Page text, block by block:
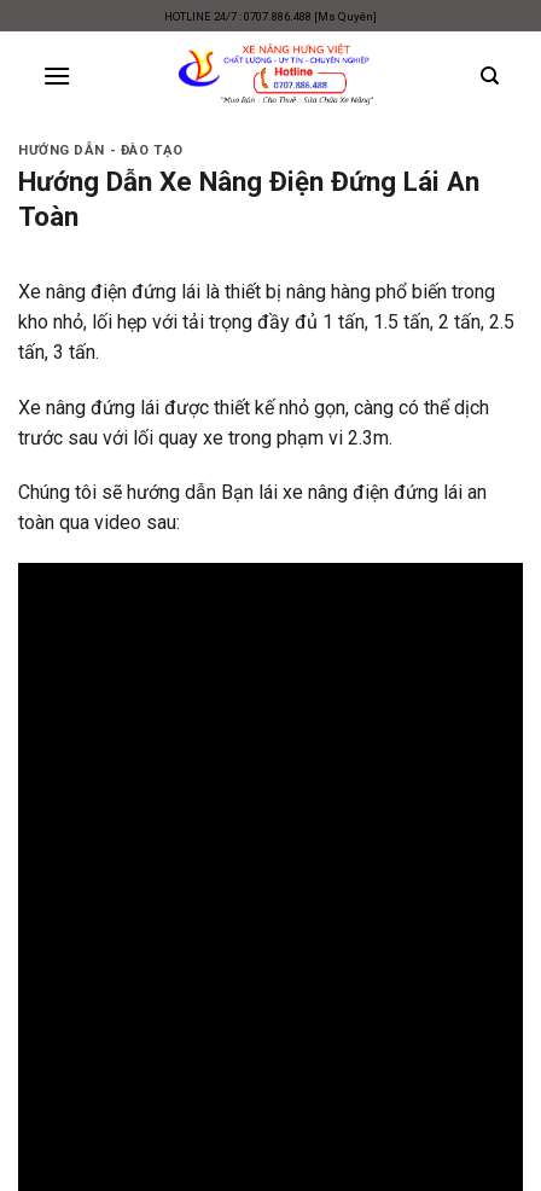
content
HOTLINE 24/7 : 0707.886.488 [Ms Quyên]
HƯỚNG DẪN - ĐÀO TẠO
Hướng Dẫn Xe Nâng Điện Đứng Lái An
Toàn
Xe nâng điện đứng lái là thiết bị nâng hàng phổ biến trong
kho nhỏ, lối hẹp với tải trọng đầy đủ 1 tấn, 1.5 tấn, 2 tấn, 2.5
tấn, 3 tấn.
Xe nâng đứng lái được thiết kế nhỏ gọn, càng có thể dịch
trước sau với lối quay xe trong phạm vi 2.3m.
Chúng tôi sẽ hướng dẫn Bạn lái xe nâng điện đứng lái an
toàn qua video sau: